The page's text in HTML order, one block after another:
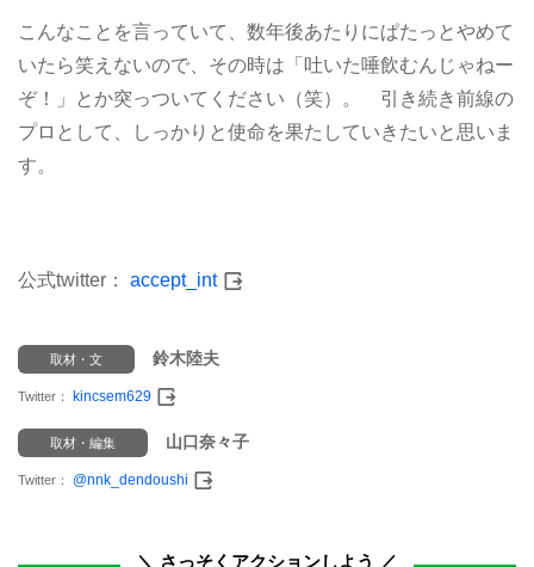
こんなことを言っていて、数年後あたりにぱたっとやめて
いたら笑えないので、その時は「吐いた唾飲むんじゃねー
ぞ！」とか突っついてください（笑）。 引き続き前線の
プロとして、しっかりと使命を果たしていきたいと思いま
す。
公式twitter： accept_int
取材・文 鈴木陸夫
Twitter： kincsem629
取材・編集 山口奈々子
Twitter： @nnk_dendoushi
＼ さっそくアクションしよう ／